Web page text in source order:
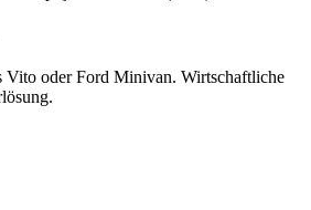
Vito oder Ford Minivan. Wirtschaftliche